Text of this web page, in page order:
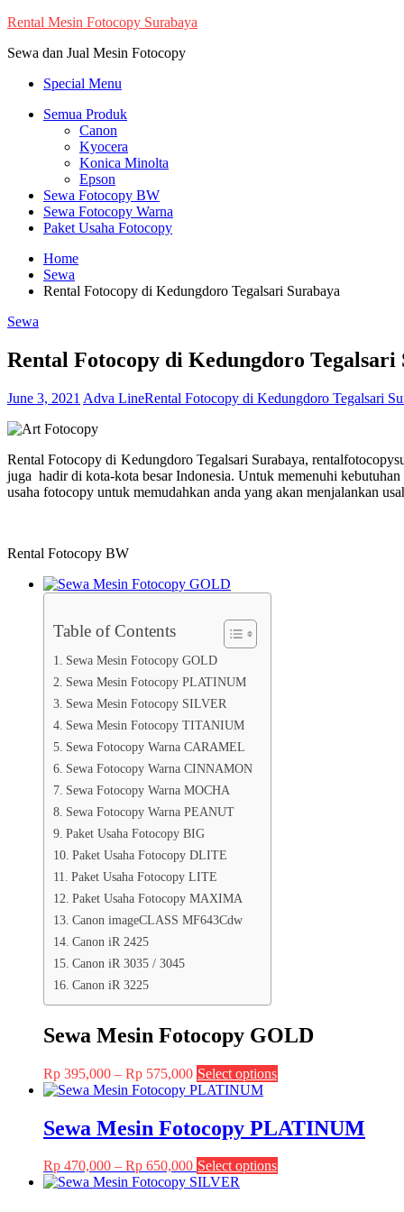
Skip
content
Rental Mesin Fotocopy Surabaya
Sewa dan Jual Mesin Fotocopy
Special Menu
Semua Produk
Canon
Kyocera
Konica Minolta
Epson
Sewa Fotocopy BW
Sewa Fotocopy Warna
Paket Usaha Fotocopy
Home
Sewa
Rental Fotocopy di Kedungdoro Tegalsari Surabaya
Sewa
Rental Fotocopy di Kedungdoro Tegalsari
June 3, 2021 Adva LineRental Fotocopy di Kedungdoro Tegalsari
Rental Fotocopy di Kedungdoro Tegalsari Surabaya,
juga hadir di kota-kota besar Indonesia. Untuk memenuhi
usaha fotocopy untuk memudahkan anda yang akan menjalankan
Rental Fotocopy BW
Table of Contents
Sewa Mesin Fotocopy GOLD
Sewa Mesin Fotocopy PLATINUM
Sewa Mesin Fotocopy SILVER
Sewa Mesin Fotocopy TITANIUM
Sewa Fotocopy Warna CARAMEL
Sewa Fotocopy Warna CINNAMON
Sewa Fotocopy Warna MOCHA
Sewa Fotocopy Warna PEANUT
Paket Usaha Fotocopy BIG
Paket Usaha Fotocopy DLITE
Paket Usaha Fotocopy LITE
Paket Usaha Fotocopy MAXIMA
Canon imageCLASS MF643Cdw
Canon iR 2425
Canon iR 3035 / 3045
Canon iR 3225
Sewa Mesin Fotocopy GOLD
Rp 395,000 – Rp 575,000Price
range:
Rp 575,000
Select options
multiple
variants.
The
Sewa Mesin Fotocopy PLATINUM
Rp 470,000 – Rp 650,000Price
range:
Select options